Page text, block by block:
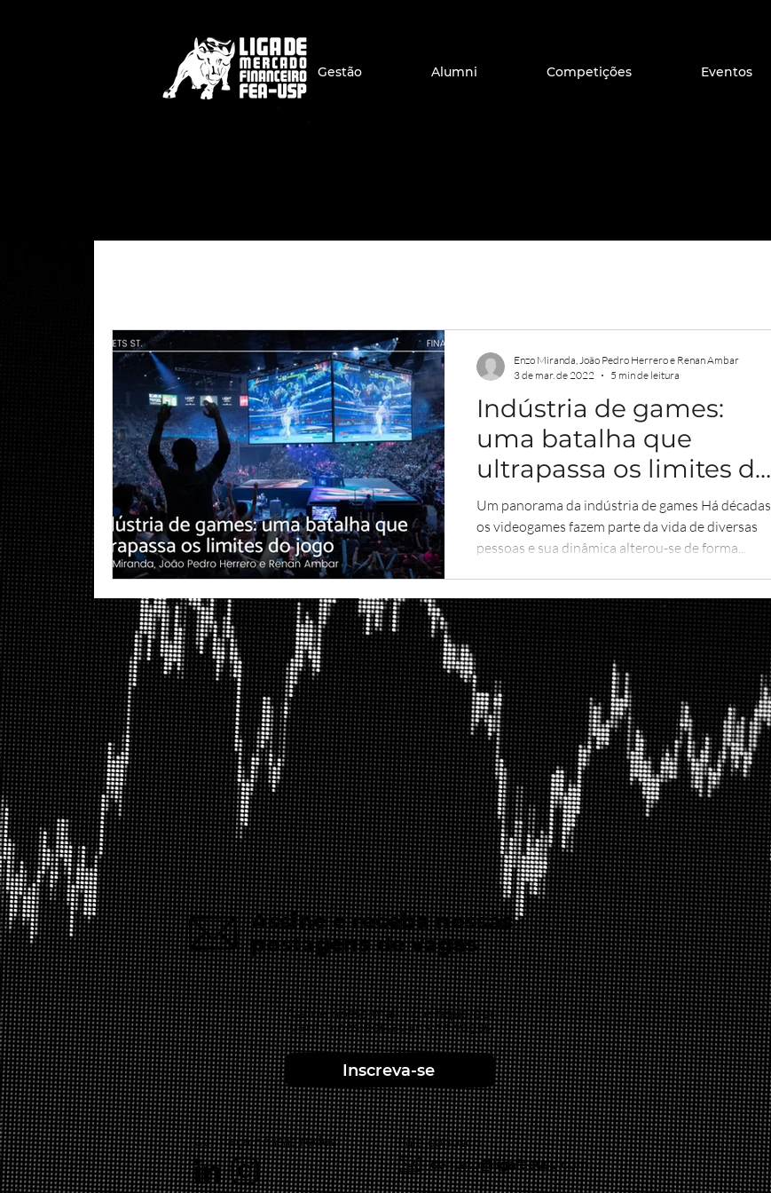
Gestão Alumni Competições Eventos
Notícias Markets Insight Markets St.
Indústria de games:
uma batalha que
ultrapassa os limites do
jogo
Um panorama da indústria de games Há
os videogames fazem parte da vida de diversas
pessoas e sua dinâmica alterou-se de forma...
Enzo Miranda, João Pedro Herrero e Renan Ambar
3 de mar. de 2022
5 min de leitura
Assine e receba nossas
postagens de vagas
Assine nosso mailing e fique por
dentro das postagens de vagas
Inscreva-se
Conheça nossas redes
Fale conosco
contato@ligafeausp.com